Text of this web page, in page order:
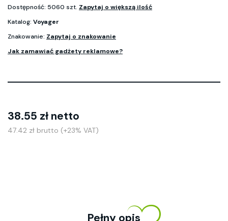
Dostępność: 5060 szt. Zapytaj o większą ilość
Katalog: Voyager
Znakowanie: Zapytaj o znakowanie
Jak zamawiać gadżety reklamowe?
38.55 zł netto
47.42 zł brutto (+23% VAT)